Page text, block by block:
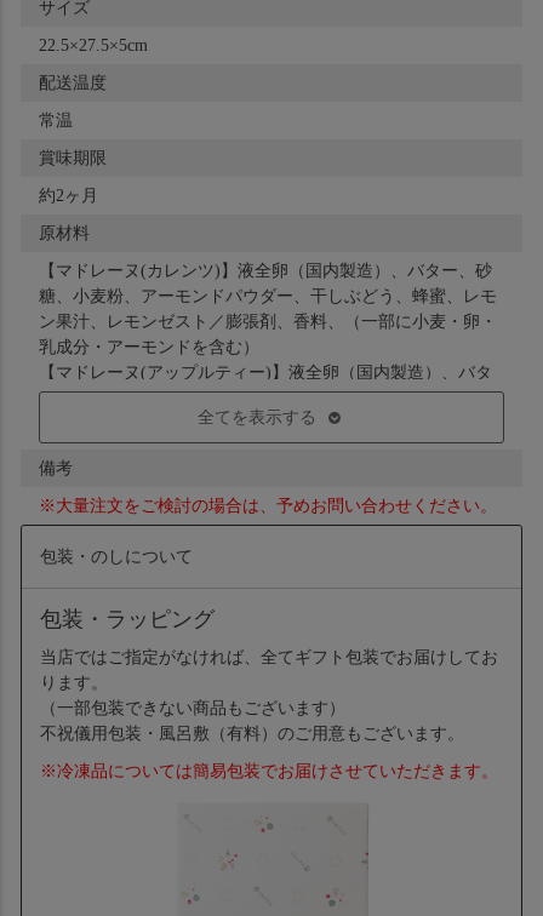
サイズ
22.5×27.5×5cm
配送温度
常温
賞味期限
約2ヶ月
原材料
【マドレーヌ(カレンツ)】液全卵（国内製造）、バター、砂
糖、小麦粉、アーモンドパウダー、干しぶどう、蜂蜜、レモ
ン果汁、レモンゼスト／膨張剤、香料、（一部に小麦・卵・
乳成分・アーモンドを含む）
【マドレーヌ(アップルティー)】液全卵（国内製造）、バタ
ー、砂糖、小麦粉、アーモンドパウダー、蜂蜜、レモン果
汁、レモンゼスト、紅茶／膨張剤、香料、（一部に小麦・
卵・乳成分・アーモンドを含む）
【フリアン】液卵白（国内製造）、砂糖、バター、小麦粉、
アーモンドパウダー、蜂蜜、レモン果汁、レモンピール／香
料、（一部に小麦・卵・乳成分・アーモンドを含む）
【ロランジェ】小麦粉(国内製造)､卵､ｵﾚﾝｼﾞ砂糖漬け･ﾘｶｰ漬
張剤､酸味料､酸化防止剤(V.C)､乳酸Ca､香料､pH調整剤
全てを表示する
備考
※大量注文をご検討の場合は、予めお問い合わせください。
包装・のしについて
包装・ラッピング
当店ではご指定がなければ、全てギフト包装でお届けしてお
ります。
（一部包装できない商品もございます）
不祝儀用包装・風呂敷（有料）のご用意もございます。
※冷凍品については簡易包装でお届けさせていただきます。